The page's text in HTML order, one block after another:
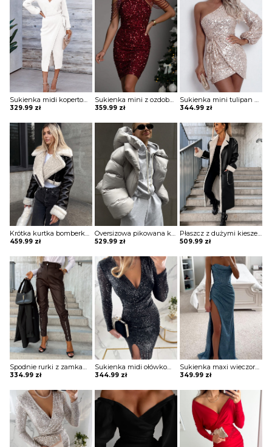
329.99 zł
Sukienka mini z ozdobnymi pagonami Rosia
359.99 zł 344.99 zł
459.99 zł 529.99 zł
Płaszcz z dużymi kieszeniami i podszewką z owczej skóry Marye
509.99 zł
334.99 zł
Sukienka midi ołówkowa z kopertowym dekoltem Ayano
344.99 zł
Sukienka maxi wieczorowa z gorsetowym topem Alija
349.99 zł